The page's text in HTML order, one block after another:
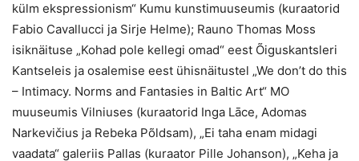
külm ekspressionism“ Kumu kunstimuuseumis (kuraatorid
Fabio Cavallucci ja Sirje Helme); Rauno Thomas Moss
isiknäituse „Kohad pole kellegi omad“ eest Õiguskantsleri
Kantseleis ja osalemise eest ühisnäitustel „We don’t do this
– Intimacy. Norms and Fantasies in Baltic Art“ MO
muuseumis Vilniuses (kuraatorid Inga Lāce, Adomas
Narkevičius ja Rebeka Põldsam), „Ei taha enam midagi
vaadata“ galeriis Pallas (kuraator Pille Johanson), „Keha ja